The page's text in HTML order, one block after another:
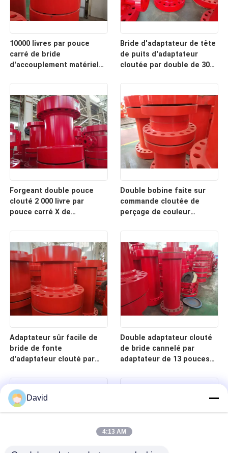
10000 livres par pouce
carré de bride
d'accouplement matériel
Bride d'adaptateur de tête
de puits d'adaptateur
cloutée par double de 3000
Forgeant double pouce
clouté 2 000 livre par
pouce carré X de
Double bobine faite sur
commande cloutée de
perçage de couleur
Adaptateur sûr facile de
bride de fonte
d'adaptateur clouté par
Double adaptateur clouté
de bride cannelé par
adaptateur de 13 pouces
David
4:13 AM